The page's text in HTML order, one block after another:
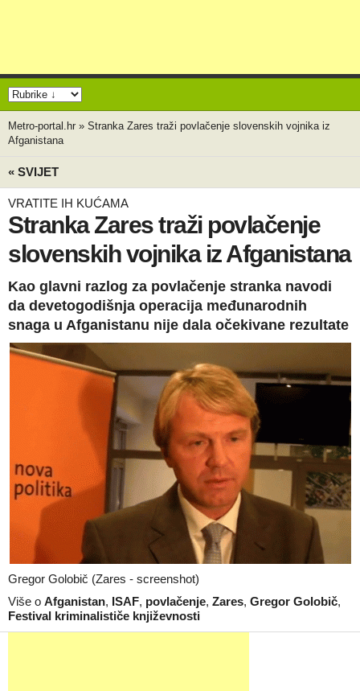
Metro-portal.hr » Stranka Zares traži povlačenje slovenskih vojnika iz
Afganistana
« SVIJET
VRATITE IH KUĆAMA
Stranka Zares traži povlačenje
slovenskih vojnika iz Afganistana
Kao glavni razlog za povlačenje stranka navodi
da devetogodišnja operacija međunarodnih
snaga u Afganistanu nije dala očekivane rezultate
Gregor Golobič (Zares - screenshot)
Više o Afganistan, ISAF, povlačenje, Zares, Gregor Golobič,
Festival kriminalističe književnosti